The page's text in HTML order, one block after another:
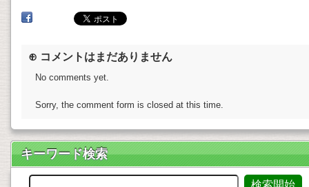
⊕ コメントはまだありません
No comments yet.
Sorry, the comment form is closed at this time.
キーワード検索